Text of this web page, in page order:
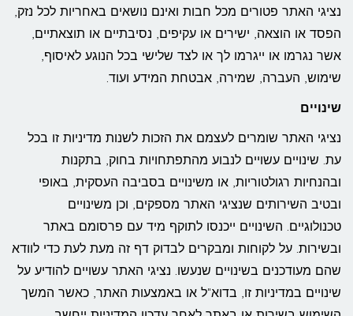
נציגי האתר פטורים מכל חבות ואינם נושאים באחריות לכל נזק,
הפסד או הוצאה, ישירים או עקיפים, נסיבתיים או תוצאתיים,
אשר נגרמו או ייגרמו לך או לצד שלישי בכל הנוגע לאיסוף,
שימוש, העברה, שמירה, אבטחת המידע ועוד.
שינויים
נציגי האתר שומרים לעצמם את הזכות לשנות מדיניות זו בכל
עת. שינויים עשויים לנבוע מהתפתחויות בחוק, בתקנות
ובהנחיות רגולטוריות, או משינויים בסביבה העסקית, באופי
ובטיב השירותים שנציגי האתר מספקים, וכן משינויים
טכנולוגיים. השינויים ייכנסו לתוקף מיד עם פרסומם באתר
ובשירות. על לקוחות ומבקרים לבדוק דף זה מעת לעת כדי לוודא
שהם מעודכנים בשינויים שנעשו. נציגי האתר עשויים להודיע על
שינויים במדיניות זו, בדוא"ל או באמצעות האתר, כאשר המשך